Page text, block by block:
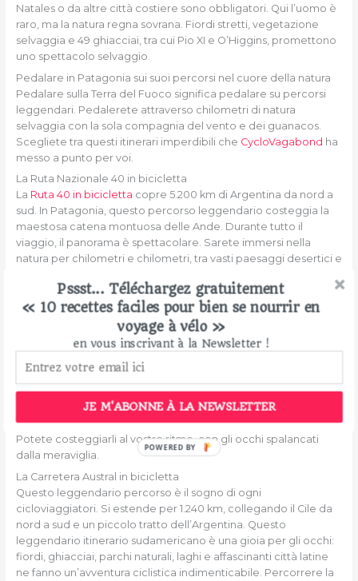
Natales o da altre città costiere sono obbligatori. Qui l’uomo è
raro, ma la natura regna sovrana. Fiordi stretti, vegetazione
selvaggia e 49 ghiacciai, tra cui Pio XI e O’Higgins, promettono
uno spettacolo selvaggio.
Pedalare in Patagonia sui suoi percorsi nel cuore della natura
Pedalare sulla Terra del Fuoco significa pedalare su percorsi
leggendari. Pedalerete attraverso chilometri di natura
selvaggia con la sola compagnia del vento e dei guanacos.
Scegliete tra questi itinerari imperdibili che CycloVagabond ha
messo a punto per voi.
La Ruta Nazionale 40 in bicicletta
La Ruta 40 in bicicletta copre 5.200 km di Argentina da nord a
sud. In Patagonia, questo percorso leggendario costeggia la
maestosa catena montuosa delle Ande. Durante tutto il
viaggio, il panorama è spettacolare. Sarete immersi nella
natura per chilometri e chilometri, tra vasti paesaggi desertici e
provare una confortante solitudine, degna dei racconti di
Bruce Chatwin.
L’itinerario dei 7 laghi in Argentina in bici
Tra San Carlos de Bariloche e San Martín de los Andes,
l’itinerario dei 7 laghi in Argentina in bici è uno scenario da
cartolina. Foreste di lenga, cime innevate e acque cristalline
costituiscono un paradiso per i ciclisti contemplativi. I 7 laghi –
Lacar, Machonico, Villarino, Espejo, Escondido, Correntoso,
Falkner – rivaleggiano per fascino con le loro tonalità profonde.
Potete costeggiarli al vostro ritmo, con gli occhi spalancati
dalla meraviglia.
La Carretera Austral in bicicletta
Questo leggendario percorso è il sogno di ogni
cicloviaggiatori. Si estende per 1.240 km, collegando il Cile da
nord a sud e un piccolo tratto dell’Argentina. Questo
leggendario itinerario sudamericano è una gioia per gli occhi:
fiordi, ghiacciai, parchi naturali, laghi e affascinanti città latine
ne fanno un’avventura ciclistica indimenticabile. Percorrere la
Pssst... Téléchargez gratuitement
« 10 recettes faciles pour bien se nourrir en
voyage à vélo »
en vous inscrivant à la Newsletter !
JE M'ABONNE À LA NEWSLETTER
POWERED